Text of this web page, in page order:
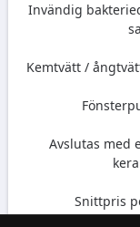
Invändig
Kemtvätt /
Avslutas med
Snittpris
Priset